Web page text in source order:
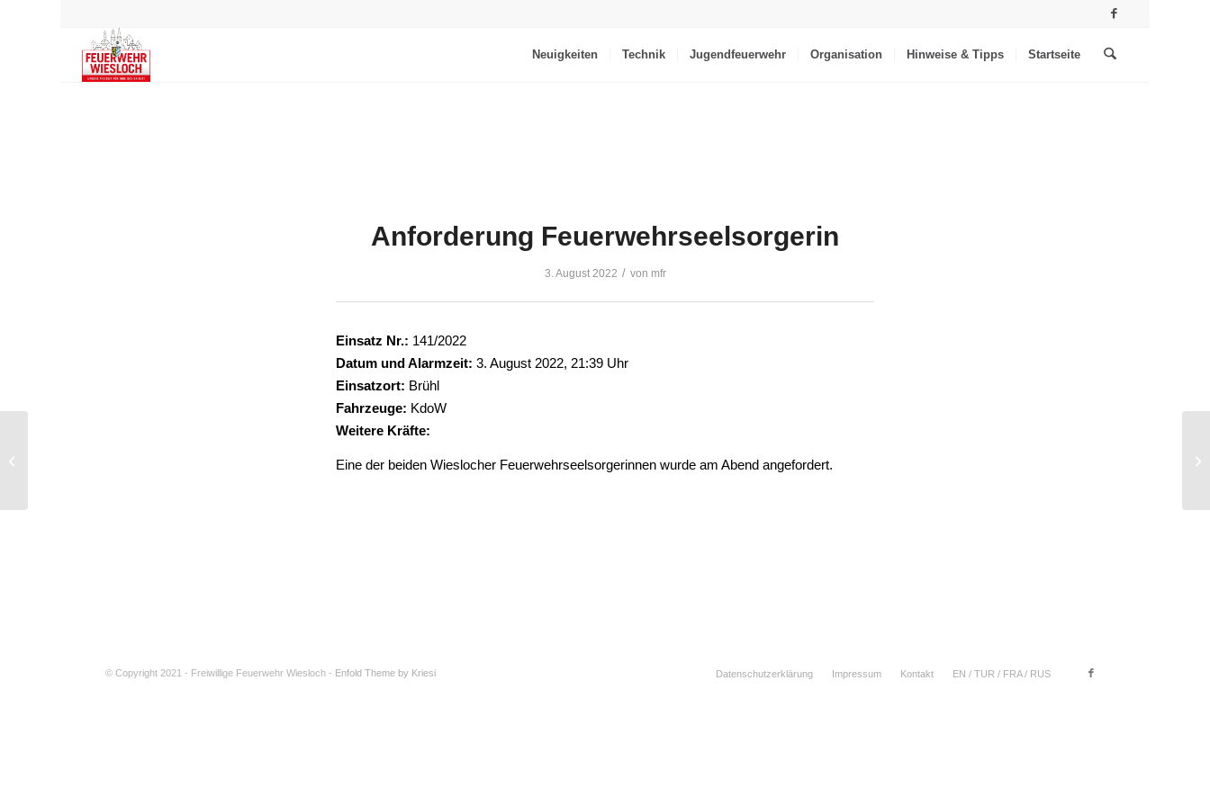
Neuigkeiten Technik Jugendfeuerwehr Organisation Hinweise & Tipps Startseite
Anforderung Feuerwehrseelsorgerin
3. August 2022 / von mfr
Einsatz Nr.: 141/2022
Datum und Alarmzeit: 3. August 2022, 21:39 Uhr
Einsatzort: Brühl
Fahrzeuge: KdoW
Weitere Kräfte:
Eine der beiden Wieslocher Feuerwehrseelsorgerinnen wurde am Abend angefordert.
© Copyright 2021 - Freiwillige Feuerwehr Wiesloch - Enfold Theme by Kriesi Datenschutzerklärung Impressum Kontakt EN / TUR / FRA / RUS